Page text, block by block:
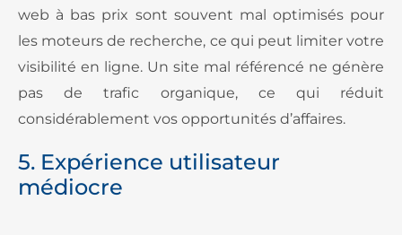
web à bas prix sont souvent mal optimisés pour
les moteurs de recherche, ce qui peut limiter votre
visibilité en ligne. Un site mal référencé ne génère
pas de trafic organique, ce qui réduit
considérablement vos opportunités d’affaires.
5. Expérience utilisateur
médiocre